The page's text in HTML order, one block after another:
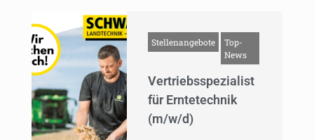
Stellenangebote
Top-
News
Vertriebsspezialist
für Erntetechnik
(m/w/d)